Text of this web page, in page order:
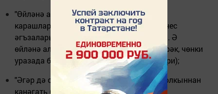
"Өйләнә алган кеше өйләнсен, чөнки бу
карашларны читкә юнәлдерүдән һәм җенес
әгъзаларын зинадан сакларга ярдәм итә. Ә
өйләнә алмаган кешегә ураза тотарга кирәк, чөнки
уразада булу җенси дәртне киметә"(Бохари);
"Әгәр дә сезнең янга сез диненнән һәм холкыннан
канәгать булган кешеләр килсәләр,